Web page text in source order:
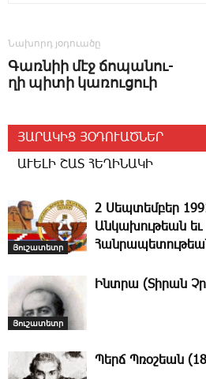
Նախորդ յօդուածը
­Գառ­նիի մէջ ճո­պա­նու­
ղի պի­տի կա­ռու­ցո­ւի
ՅԱՐԱԿԻՑ ՅՕԴՈՒԱԾՆԵՐ
ԱՒԵԼԻ ՇԱՏ ՀԵՂԻՆԱԿԻ
Յուշատետր
2 Սեպտեմբեր
Անկախութեան
Յուշատետր
Ինտրա (Տիրան
Պերճ Պռօշեան